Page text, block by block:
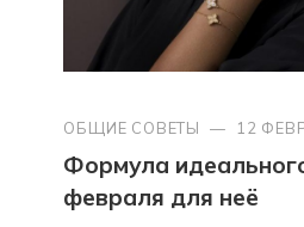
ОБЩИЕ СОВЕТЫ — 12
Формула
февраля для неё